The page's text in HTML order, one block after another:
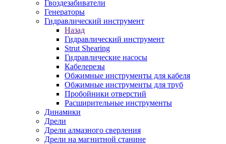
Гвоздезабиватели
Генераторы
Гидравлический инструмент
Назад
Гидравлический инструмент
Strut Shearing
Гидравлические насосы
Кабелерезы
Обжимные инструменты для кабеля
Обжимные инструменты для труб
Пробойники отверстий
Расширительные инструменты
Динамики
Дрели
Дрели алмазного сверления
Дрели на магнитной станине